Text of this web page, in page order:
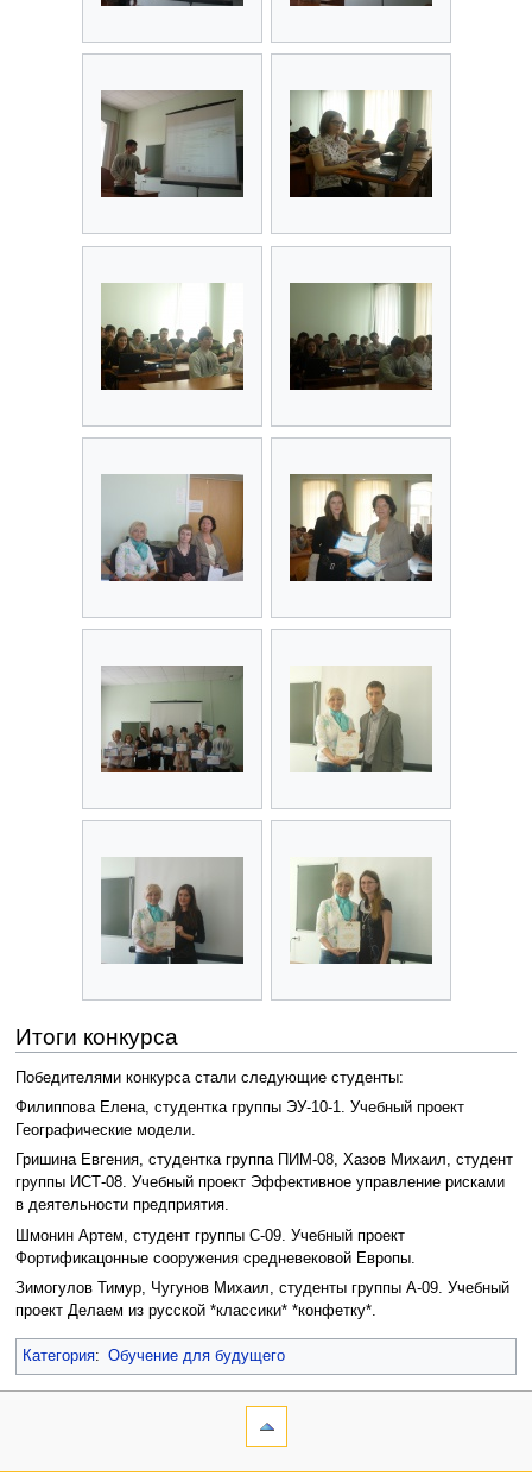
Итоги конкурса
Победителями конкурса стали следующие студенты:
Филиппова Елена, студентка группы ЭУ-10-1. Учебный проект
Географические модели.
Гришина Евгения, студентка группа ПИМ-08, Хазов Михаил, студент
группы ИСТ-08. Учебный проект Эффективное управление рисками
в деятельности предприятия.
Шмонин Артем, студент группы С-09. Учебный проект
Фортификацонные сооружения средневековой Европы.
Зимогулов Тимур, Чугунов Михаил, студенты группы А-09. Учебный
проект Делаем из русской *классики* *конфетку*.
Категория: Обучение для будущего